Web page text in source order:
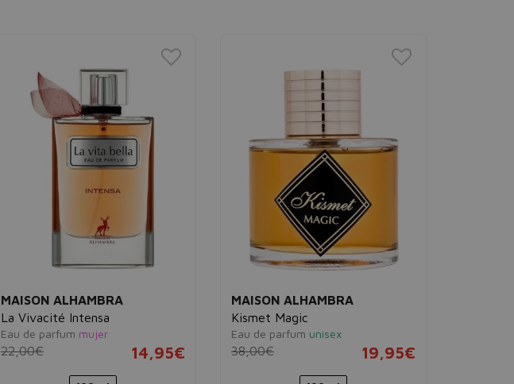
MAISON ALHAMBRA
La Vivacité Intensa
Eau de parfum mujer
22,00€ 14,95€
MAISON ALHAMBRA
Kismet Magic
Eau de parfum unisex
38,00€ 19,95€